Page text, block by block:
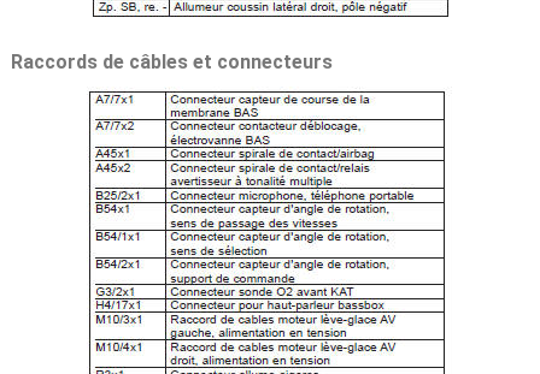
Raccords de câbles et connecteurs